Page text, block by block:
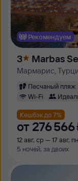
Рекомендуем
3 Marbas
Мармарис,
Песчаный пляж
Wi-Fi
Кешбэк до 7%
от 276 ⁠566
12 авг, ср — 17 авг, пн
5 ночей, за двоих